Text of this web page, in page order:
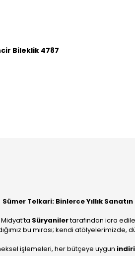
Bileklik 4787
Sümer Telkari: Binlerce Yıllık
Süryanilertarafından icra
bu mirası; kendi atölyelerimizde,
işlemeleri, her bütçeye uygun